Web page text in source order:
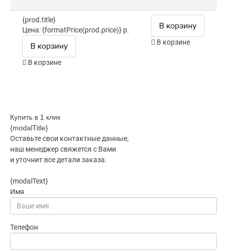
{prod.title}
Цена: {formatPrice(prod.price)} р.
В корзину
В корзине
В корзину
В корзине
Купить в 1 клик
{modalTitle}
Оставьте свои контактные данные,
наш менеджер свяжется с Вами
и уточнит все детали заказа.
{modalText}
Имя
Телефон